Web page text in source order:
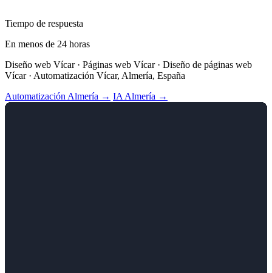
Tiempo de respuesta
En menos de 24 horas
Diseño web Vícar · Páginas web Vícar · Diseño de páginas web
Vícar · Automatización Vícar, Almería, España
Automatización Almería → IA Almería →